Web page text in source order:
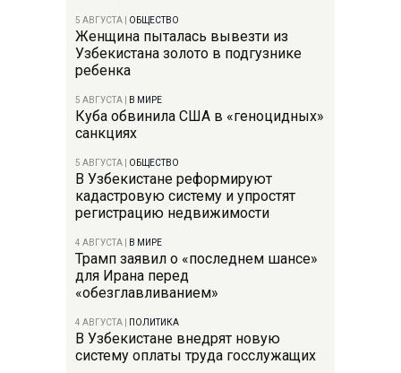
5 АВГУСТА ОБЩЕСТВО
Женщина пыталась вывезти из
Узбекистана золото в подгузнике
ребенка
5 АВГУСТА В МИРЕ
Куба обвинила США в «геноцидных»
санкциях
5 АВГУСТА ОБЩЕСТВО
В Узбекистане реформируют
кадастровую систему и упростят
регистрацию недвижимости
4 АВГУСТА В МИРЕ
Трамп заявил о «последнем шансе»
для Ирана перед
«обезглавливанием»
4 АВГУСТА ПОЛИТИКА
В Узбекистане внедрят новую
систему оплаты труда госслужащих